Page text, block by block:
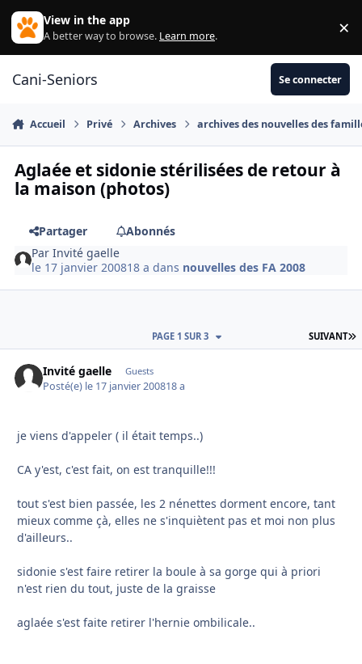
Aller au contenu
View in the app
A better way to browse. Learn more. ×
Cani-Seniors Se connecter
Accueil Privé Archives archives des nouvelles des
Aglaée et sidonie stérilisées de retour à
la maison (photos)
Partager
Abonnés
ParInvité gaelle
le 17 janvier 200818 a dans nouvelles des FA 2008
SUIVANT
PAGE 1 SUR 3
Invité gaelle Guests
Posté(e) le 17 janvier 200818 a
je viens d'appeler ( il était temps..)
CA y'est, c'est fait, on est tranquille!!!
tout s'est bien passée, les 2 nénettes dorment encore, tant
mieux comme çà, elles ne s'inquiètent pas et moi non plus
d'ailleurs..
sidonie s'est faire retirer la boule à sa gorge qui à priori
n'est rien du tout, juste de la graisse
aglaée s'est faite retirer l'hernie ombilicale..